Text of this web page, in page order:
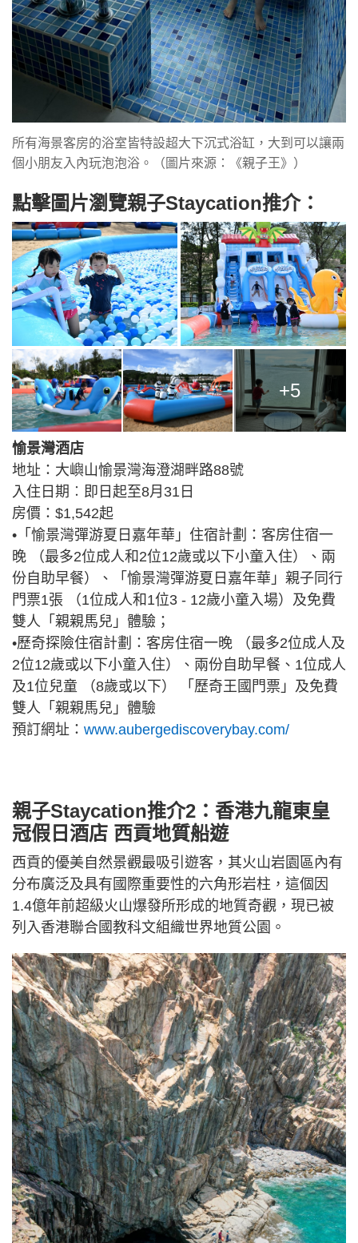
所有海景客房的浴室皆特設超大下沉式浴缸，大到可以讓兩
個小朋友入內玩泡泡浴。（圖片來源：《親子王》）
點擊圖片瀏覽親子Staycation推介：
+5
愉景灣酒店
地址：大嶼山愉景灣海澄湖畔路88號
入住日期︰即日起至8月31日
房價：$1,542起
•「愉景灣彈游夏日嘉年華」住宿計劃：客房住宿一
晚 （最多2位成人和2位12歲或以下小童入住）、兩
份自助早餐）、「愉景灣彈游夏日嘉年華」親子同行
門票1張 （1位成人和1位3 - 12歲小童入場）及免費
雙人「親親馬兒」體驗；
•歷奇探險住宿計劃：客房住宿一晚 （最多2位成人及
2位12歲或以下小童入住）、兩份自助早餐、1位成人
及1位兒童 （8歲或以下） 「歷奇王國門票」及免費
雙人「親親馬兒」體驗
預訂網址： www.aubergediscoverybay.com/
親子Staycation推介2：香港九龍東皇
冠假日酒店 西貢地質船遊
西貢的優美自然景觀最吸引遊客，其火山岩園區內有
分布廣泛及具有國際重要性的六角形岩柱，這個因
1.4億年前超級火山爆發所形成的地質奇觀，現已被
列入香港聯合國教科文組織世界地質公園。